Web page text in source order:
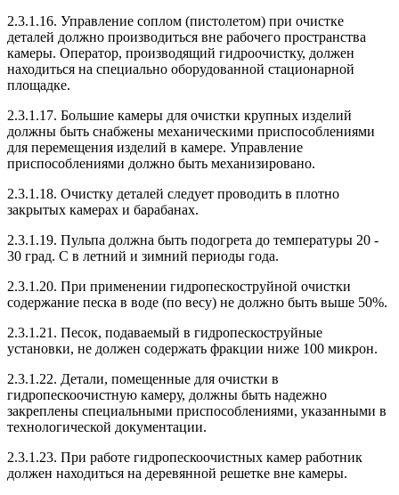
2.3.1.16. Управление соплом (пистолетом) при очистке
деталей должно производиться вне рабочего пространства
камеры. Оператор, производящий гидроочистку, должен
находиться на специально оборудованной стационарной
площадке.
2.3.1.17. Большие камеры для очистки крупных изделий
должны быть снабжены механическими приспособлениями
для перемещения изделий в камере. Управление
приспособлениями должно быть механизировано.
2.3.1.18. Очистку деталей следует проводить в плотно
закрытых камерах и барабанах.
2.3.1.19. Пульпа должна быть подогрета до температуры 20 -
30 град. C в летний и зимний периоды года.
2.3.1.20. При применении гидропескоструйной очистки
содержание песка в воде (по весу) не должно быть выше 50%.
2.3.1.21. Песок, подаваемый в гидропескоструйные
установки, не должен содержать фракции ниже 100 микрон.
2.3.1.22. Детали, помещенные для очистки в
гидропескоочистную камеру, должны быть надежно
закреплены специальными приспособлениями, указанными в
технологической документации.
2.3.1.23. При работе гидропескоочистных камер работник
должен находиться на деревянной решетке вне камеры.